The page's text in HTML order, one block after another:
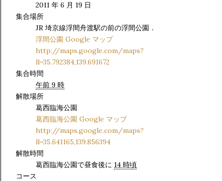
2011 年 6 月 19 日
集合場所
JR 埼京線浮間舟渡駅の前の浮間公園．
浮間公園 Google マップ
http://maps.google.com/maps?
ll=35.792384,139.691672
集合時間
午前 9 時
解散場所
葛西臨海公園
葛西臨海公園 Google マップ
http://maps.google.com/maps?
ll=35.641165,139.856394
解散時間
葛西臨海公園で昼食後に 14 時頃
コース